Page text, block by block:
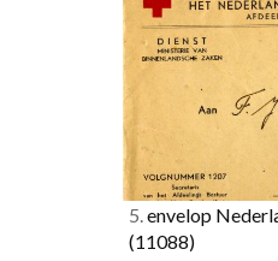
5.envelop
(11088)